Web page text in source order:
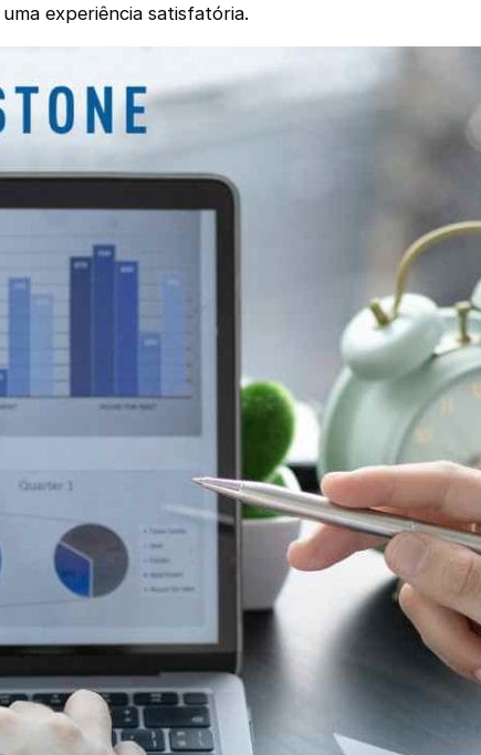
experiência satisfatória.